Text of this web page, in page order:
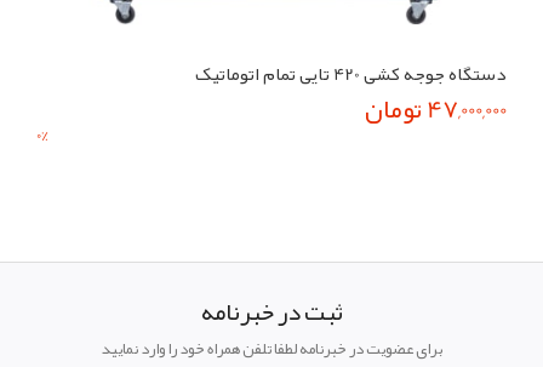
دستگاه جوجه کشی 420 تایی تمام اتوماتیک
47,000,000 تومان 0%
ثبت در خبرنامه
برای عضویت در خبرنامه لطفا تلفن همراه خود را وارد نمایید